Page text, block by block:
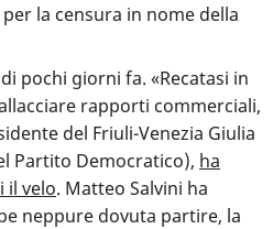
la censura in nome della
pochi giorni fa. «Recatasi in
rapporti commerciali,
del Friuli-Venezia Giulia
Partito Democratico), ha
il velo. Matteo Salvini ha
neppure dovuta partire, la